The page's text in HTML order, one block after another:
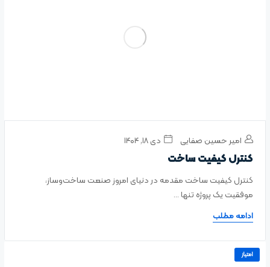
امیر حسین صفایی دی ۱۸, ۱۴۰۴
کنترل کیفیت ساخت
کنترل کیفیت ساخت مقدمه در دنیای امروز صنعت ساخت‌وساز،
موفقیت یک پروژه تنها ...
ادامه مطلب
امتیاز